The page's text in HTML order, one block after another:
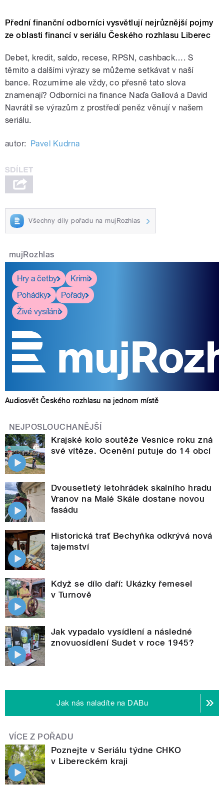
Přední finanční odborníci vysvětlují nejrůznější pojmy
ze oblasti financí v seriálu Českého rozhlasu Liberec
Debet, kredit, saldo, recese, RPSN, cashback…. S
těmito a dalšími výrazy se můžeme setkávat v naší
bance. Rozumíme ale vždy, co přesně tato slova
znamenají? Odborníci na finance Naďa Gallová a David
Navrátil se výrazům z prostředí peněz věnují v našem
seriálu.
autor: Pavel Kudrna
Všechny díly pořadu na mujRozhlas
mujRozhlas
Hry a četby
Krimi
Pohádky
Pořady
Živé vysílání
Audiosvět Českého rozhlasu na jednom místě
NEJPOSLOUCHANĚJŠÍ
Krajské kolo soutěže Vesnice roku zná
své vítěze. Ocenění putuje do 14 obcí
Dvousetletý letohrádek skalního hradu
Vranov na Malé Skále dostane novou
fasádu
Historická trať Bechyňka odkrývá nová
tajemství
Když se dílo daří: Ukázky řemesel
v Turnově
Jak vypadalo vysídlení a následné
znovuosídlení Sudet v roce 1945?
Jak nás naladíte na DABu
VÍCE Z POŘADU
Poznejte v Seriálu týdne CHKO
v Libereckém kraji